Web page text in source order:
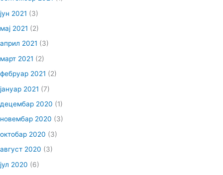
јун 2021 (3)
мај 2021 (2)
април 2021 (3)
март 2021 (2)
фебруар 2021 (2)
јануар 2021 (7)
децембар 2020 (1)
новембар 2020 (3)
октобар 2020 (3)
август 2020 (3)
јул 2020 (6)